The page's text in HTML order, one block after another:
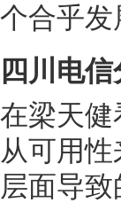
个合乎发
四川电
在梁天
从可用
层面导